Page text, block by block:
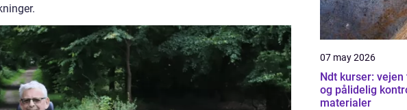
07 may 2026
Ndt kurser:
og pålidelig
materialer